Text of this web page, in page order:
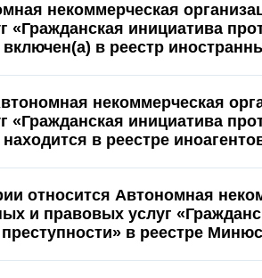
некоммерческая
«Гражданская инициатива
включен(а) в реестр
некоммерческая
«Гражданская инициатива
в реестре
относится Автономная
и правовых услуг
в реестре